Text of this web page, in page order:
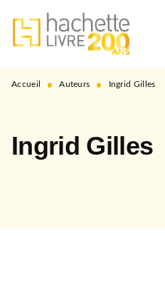
MENU RECHERCHE
PIED DE PAGE
Accueil • Auteurs • Ingrid Gilles
Ingrid Gilles